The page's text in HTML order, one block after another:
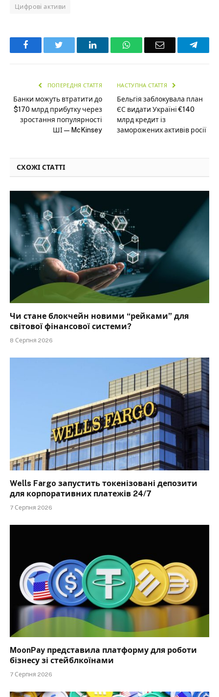
Цифрові активи
Facebook LinkedInWhatsAppEmail
ПОПЕРЕДНЯ СТАТТЯ
Банки можуть втратити до
$170 млрд прибутку через
зростання популярності
ШІ — McKinsey
НАСТУПНА СТАТТЯ
Бельгія заблокувала план
ЄС видати Україні €140
млрд кредит із
заморожених активів росії
СХОЖІ СТАТТІ
Чи стане блокчейн новими “рейками” для
світової фінансової системи?
8 Серпня 2026
Wells Fargo запустить токенізовані депозити
для корпоративних платежів 24/7
7 Серпня 2026
MoonPay представила платформу для роботи
бізнесу зі стейблкоїнами
7 Серпня 2026